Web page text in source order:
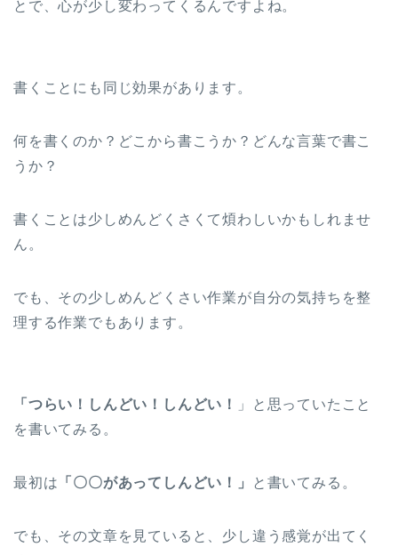
とで、心が少し変わってくるんですよね。
書くことにも同じ効果があります。
何を書くのか？どこから書こうか？どんな言葉で書こ
うか？
書くことは少しめんどくさくて煩わしいかもしれませ
ん。
でも、その少しめんどくさい作業が自分の気持ちを整
理する作業でもあります。
「つらい！しんどい！しんどい！
」と思っていたこと
を書いてみる。
最初は 「〇〇があってしんどい！」 と書いてみる。
でも、その文章を見ていると、少し違う感覚が出てく